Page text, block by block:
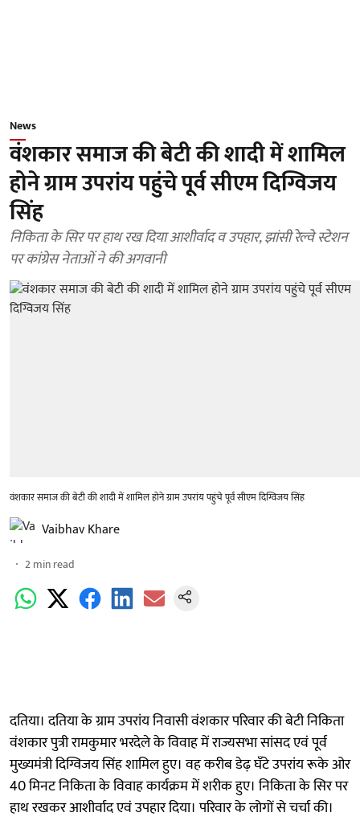
News
वंशकार समाज की बेटी की शादी में शामिल
होने ग्राम उपरांय पहुंचे पूर्व सीएम दिग्विजय
सिंह
निकिता के सिर पर हाथ रख दिया आशीर्वाद व उपहार, झांसी रेल्वे स्टेशन
पर कांग्रेस नेताओं ने की अगवानी
वंशकार समाज की बेटी की शादी में शामिल होने ग्राम उपरांय पहुंचे पूर्व सीएम दिग्विजय सिंह
Vaibhav Khare
2min read
दतिया। दतिया के ग्राम उपरांय निवासी वंशकार परिवार की बेटी निकिता
वंशकार पुत्री रामकुमार भरदेले के विवाह में राज्यसभा सांसद एवं पूर्व
मुख्यमंत्री दिग्विजय सिंह शामिल हुए। वह करीब डेढ़ घँटे उपरांय रूके ओर
40 मिनट निकिता के विवाह कार्यक्रम में शरीक हुए। निकिता के सिर पर
हाथ रखकर आशीर्वाद एवं उपहार दिया। परिवार के लोगों से चर्चा की।